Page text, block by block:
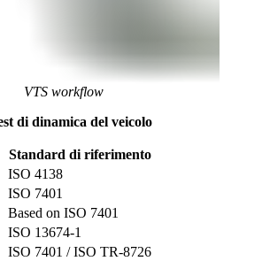
VTS workflow
di dinamica del veicolo
Standard di riferimento
ISO 4138
ISO 7401
Based on ISO 7401
ISO 13674-1
ISO 7401 / ISO TR-8726